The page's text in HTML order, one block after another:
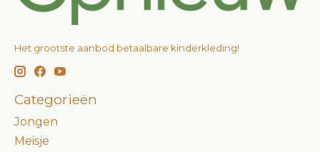
Het grootste aanbod betaalbare kinderkleding!
Categorieën
Jongen
Meisje